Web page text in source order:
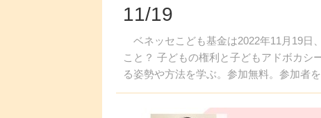
11/19
ベネッセこども基金は2022年11月19日
こと？ 子どもの権利と子どもアドボカシ
る姿勢や方法を学ぶ。参加無料。参加者を